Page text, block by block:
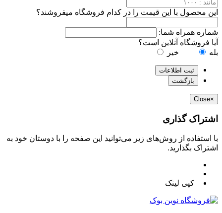
این محصول با این قیمت را در کدام فروشگاه میفروشند؟
شماره همراه شما:
آیا فروشگاه آنلاین است؟
بله
خیر
ثبت اطلاعات
بازگشت
×
Close
اشتراک گذاری
با استفاده از روش‌های زیر می‌توانید این صفحه را با دوستان خود به
اشتراک بگذارید.
کپی لینک